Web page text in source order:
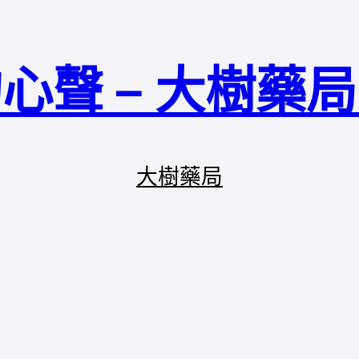
聲 – 大樹藥
大樹藥局